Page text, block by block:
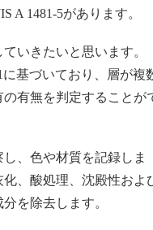
A 1481-5があります。
いきたいと思います。
に基づいており、層が複
有無を判定することが
、色や材質を記録しま
、酸処理、沈殿性およ
を除去します。